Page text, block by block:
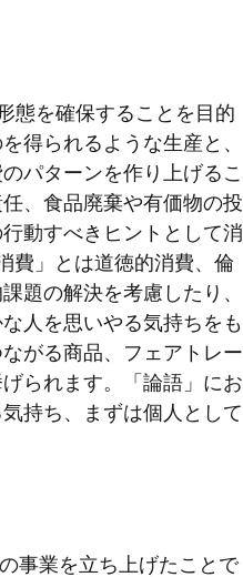
態を確保することを目的
得られるような生産と、
パターンを作り上げるこ
、食品廃棄や有価物の投
動すべきヒントとして消
費」とは道徳的消費、倫
題の解決を考慮したり、
人を思いやる気持ちをも
がる商品、フェアトレー
られます。「論語」にお
持ち、まずは個人として
事業を立ち上げたことで